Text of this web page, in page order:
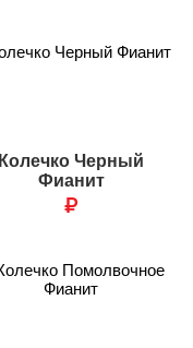
Колечко Черный
Фианит
₽